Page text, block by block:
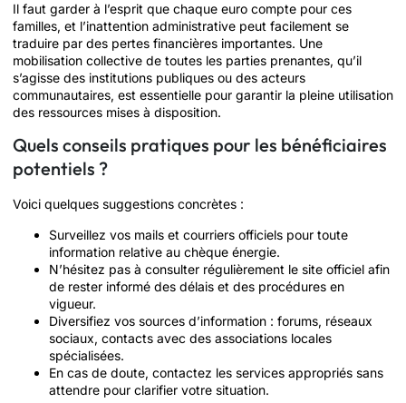
Il faut garder à l’esprit que chaque euro compte pour ces
familles, et l’inattention administrative peut facilement se
traduire par des pertes financières importantes. Une
mobilisation collective de toutes les parties prenantes, qu’il
s’agisse des institutions publiques ou des acteurs
communautaires, est essentielle pour garantir la pleine utilisation
des ressources mises à disposition.
Quels conseils pratiques pour les bénéficiaires
potentiels ?
Voici quelques suggestions concrètes :
Surveillez vos mails et courriers officiels pour toute
information relative au chèque énergie.
N’hésitez pas à consulter régulièrement le site officiel afin
de rester informé des délais et des procédures en
vigueur.
Diversifiez vos sources d’information : forums, réseaux
sociaux, contacts avec des associations locales
spécialisées.
En cas de doute, contactez les services appropriés sans
attendre pour clarifier votre situation.